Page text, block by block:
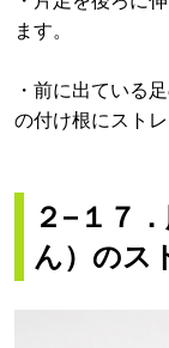
ます。
・前に出ている
の付け根にスト
２−１７
ん）のス